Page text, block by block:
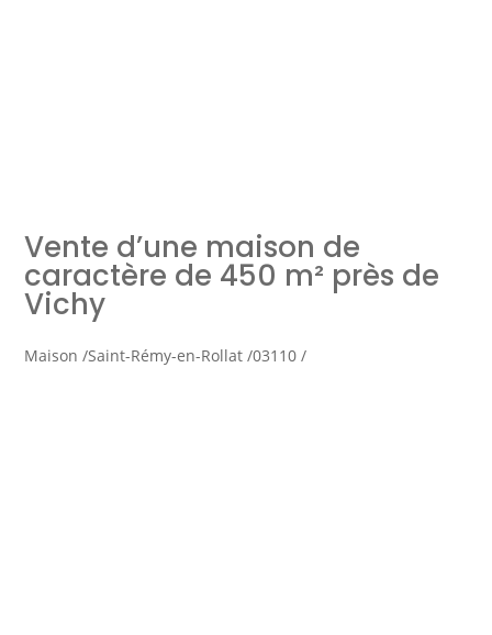
Rejoindre Weloge
Trouver un consultant
Accès propriétaire / locataire
Vente d’une maison de
caractère de 450 m² près de
Vichy
Maison /Saint-Rémy-en-Rollat /03110 /